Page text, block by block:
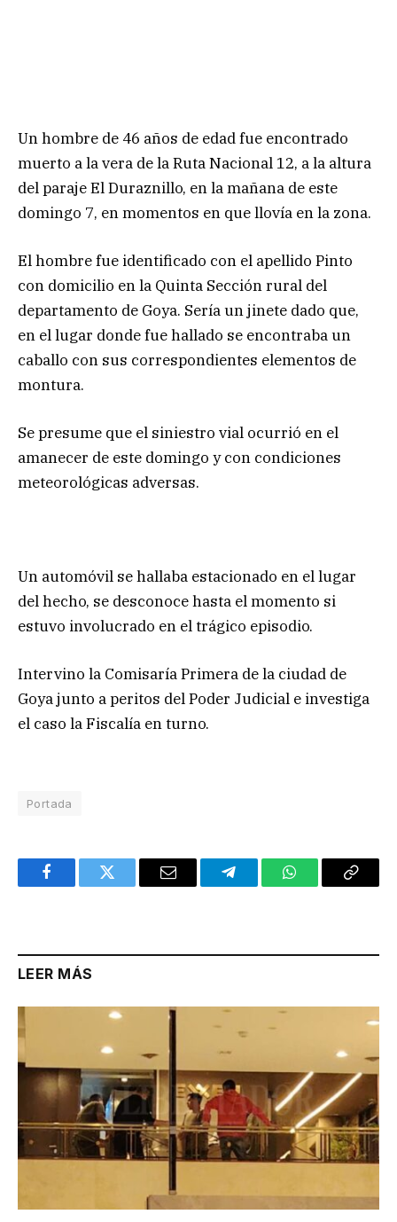
Un hombre de 46 años de edad fue encontrado
muerto a la vera de la Ruta Nacional 12, a la altura
del paraje El Duraznillo, en la mañana de este
domingo 7, en momentos en que llovía en la zona.
El hombre fue identificado con el apellido Pinto
con domicilio en la Quinta Sección rural del
departamento de Goya. Sería un jinete dado que,
en el lugar donde fue hallado se encontraba un
caballo con sus correspondientes elementos de
montura.
Se presume que el siniestro vial ocurrió en el
amanecer de este domingo y con condiciones
meteorológicas adversas.
Un automóvil se hallaba estacionado en el lugar
del hecho, se desconoce hasta el momento si
estuvo involucrado en el trágico episodio.
Intervino la Comisaría Primera de la ciudad de
Goya junto a peritos del Poder Judicial e investiga
el caso la Fiscalía en turno.
Portada
FacebookTwitter Email TelegramWhatsAppCopy
LEER MÁS